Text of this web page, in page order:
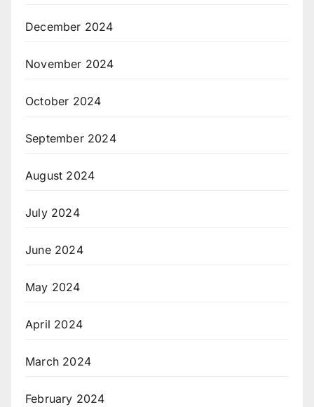
December 2024
November 2024
October 2024
September 2024
August 2024
July 2024
June 2024
May 2024
April 2024
March 2024
February 2024